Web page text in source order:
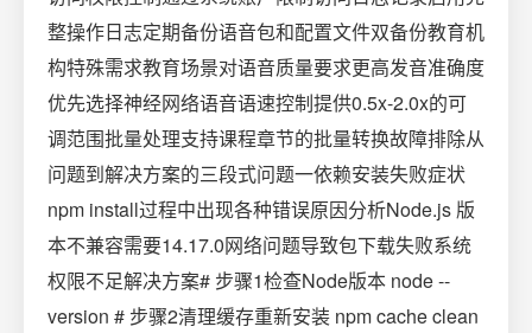
整操作日志定期备份语音包和配置文件双备份教育机
构特殊需求教育场景对语音质量要求更高发音准确度
优先选择神经网络语音语速控制提供0.5x-2.0x的可
调范围批量处理支持课程章节的批量转换故障排除从
问题到解决方案的三段式问题一依赖安装失败症状
npm install过程中出现各种错误原因分析Node.js 版
本不兼容需要14.17.0网络问题导致包下载失败系统
权限不足解决方案# 步骤1检查Node版本 node --
version # 步骤2清理缓存重新安装 npm cache clean